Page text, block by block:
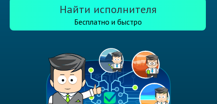
Найти исполнителя
Бесплатно и быстро